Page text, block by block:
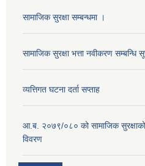
सामाजिक सुरक्षा सम्बन्धमा ।
सामाजिक सुरक्षा भत्ता नवीकरण सम्बन्धि
व्यत्तिगत घटना दर्ता सप्ताह
आ.ब. २०७९/०८० को सामाजिक सुरक्षाको
विवरण